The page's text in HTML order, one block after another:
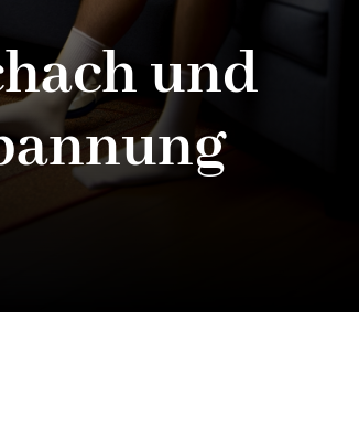
und